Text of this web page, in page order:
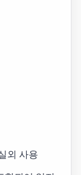
외 사용